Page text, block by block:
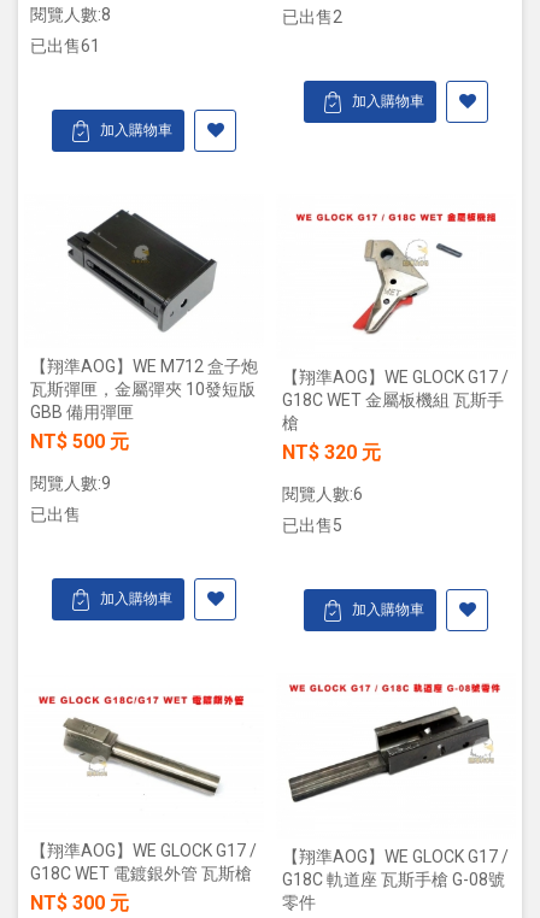
閱覽人數:8
已出售61
加入購物車
已出售2
加入購物車
【翔準AOG】WE M712 盒子炮
瓦斯彈匣，金屬彈夾 10發短版
GBB 備用彈匣
NT$ 500 元
閱覽人數:9
已出售
加入購物車
【翔準AOG】WE GLOCK G17 /
G18C WET 金屬板機組 瓦斯手
槍
NT$ 320 元
閱覽人數:6
已出售5
加入購物車
【翔準AOG】WE GLOCK G17 /
G18C WET 電鍍銀外管 瓦斯槍
NT$ 300 元
【翔準AOG】WE GLOCK G17 /
G18C 軌道座 瓦斯手槍 G-08號
零件